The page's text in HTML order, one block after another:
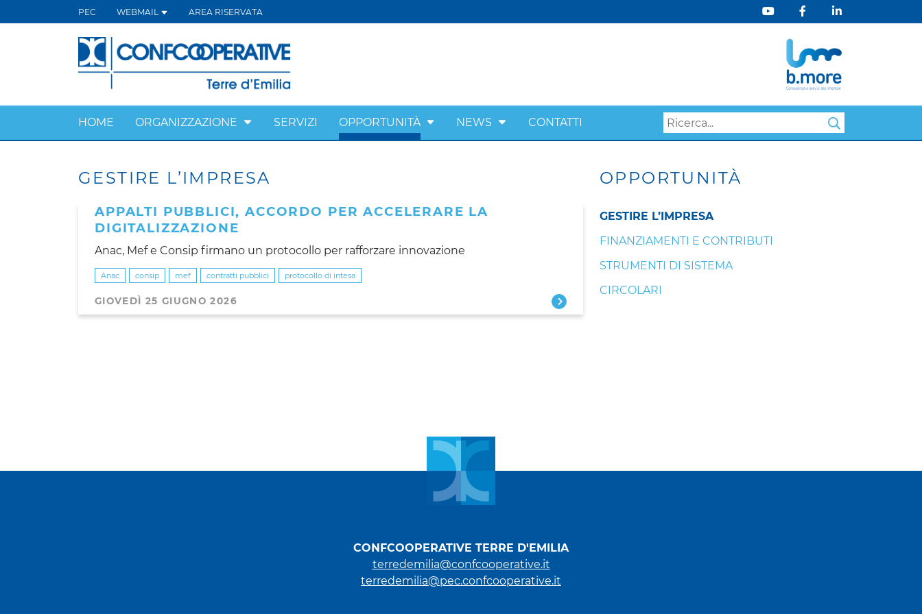
PEC WEBMAIL AREA RISERVATA
HOME ORGANIZZAZIONE SERVIZI OPPORTUNITÀ NEWS CONTATTI
GESTIRE L’IMPRESA
APPALTI PUBBLICI, ACCORDO PER ACCELERARE LA
DIGITALIZZAZIONE
Anac, Mef e Consip firmano un protocollo per rafforzare innovazione
Anac consip mef contratti pubblici protocollo di intesa
GIOVEDÌ 25 GIUGNO 2026
OPPORTUNITÀ
GESTIRE L’IMPRESA
FINANZIAMENTI E CONTRIBUTI
STRUMENTI DI SISTEMA
CIRCOLARI
CONFCOOPERATIVE TERRE D'EMILIA
terredemilia@confcooperative.it
terredemilia@pec.confcooperative.it